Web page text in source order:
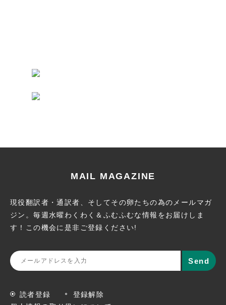
MAIL MAGAZINE
現役翻訳者・通訳者、そしてその卵たちの為のメールマガ
ジン。毎週水曜わくわく＆ふむふむな情報をお届けしま
す！この機会に 是非ご登録ください!
読者登録
登録解除